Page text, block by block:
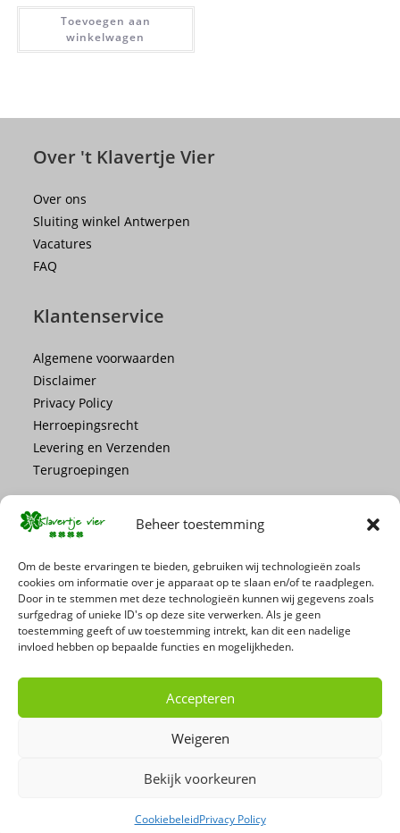
Beheer toestemming
Om de beste ervaringen te bieden, gebruiken wij technologieën zoals
cookies om informatie over je apparaat op te slaan en/of te raadplegen.
Door in te stemmen met deze technologieën kunnen wij gegevens zoals
surfgedrag of unieke ID's op deze site verwerken. Als je geen
toestemming geeft of uw toestemming intrekt, kan dit een nadelige
invloed hebben op bepaalde functies en mogelijkheden.
Accepteren
Weigeren
Bekijk voorkeuren
CookiebeleidPrivacy Policy
Toevoegen aan
winkelwagen
Over 't Klavertje Vier
Over ons
Sluiting winkel Antwerpen
Vacatures
FAQ
Klantenservice
Algemene voorwaarden
Disclaimer
Privacy Policy
Herroepingsrecht
Levering en Verzenden
Terugroepingen
Mis geen enkele actie of promotie!
Schrijf je in voor onze nieuwsbrief
Copyright 2026 - 't Klavertje Vier